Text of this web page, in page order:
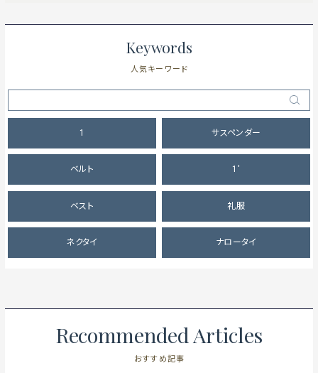
Keywords
人気キーワード
1 サスペンダー
ベルト 1'
ベスト 礼服
ネクタイ ナロータイ
Recommended Articles
おすすめ記事